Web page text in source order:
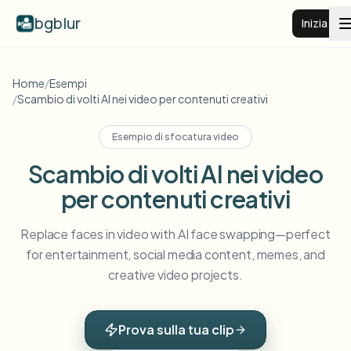
bgblur Inizia
Sfocatura sfondo video
Esempi
Vedi tutti gli esempi
Sfoglia l'intera libreria di esempi
Sfoca il viso
Sfoca targa
Funzionalità
View all features
Scuole e istruzione
Home/Esempi
/Scambio di volti AI nei video per contenuti creativi
Esempio di sfocatura video
Scambio di volti AI nei video
per contenuti creativi
Replace faces in video with AI face swapping—perfect
for entertainment, social media content, memes, and
creative video projects.
Prova sulla tua clip